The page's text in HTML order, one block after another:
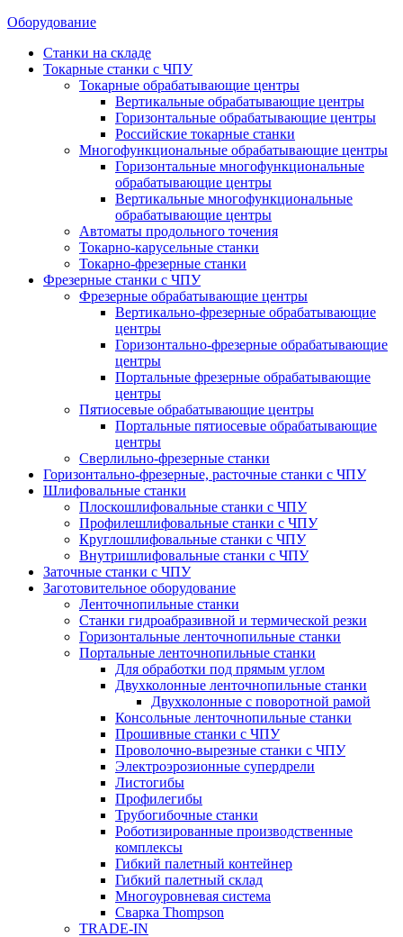
Оборудование
Станки на складе
Токарные станки с ЧПУ
Токарные обрабатывающие центры
Вертикальные обрабатывающие центры
Горизонтальные обрабатывающие центры
Российские токарные станки
Многофункциональные обрабатывающие центры
Горизонтальные многофункциональные
обрабатывающие центры
Вертикальные многофункциональные
обрабатывающие центры
Автоматы продольного точения
Токарно-карусельные станки
Токарно-фрезерные станки
Фрезерные станки с ЧПУ
Фрезерные обрабатывающие центры
Вертикально-фрезерные обрабатывающие
центры
Горизонтально-фрезерные обрабатывающие
центры
Портальные фрезерные обрабатывающие
центры
Пятиосевые обрабатывающие центры
Портальные пятиосевые обрабатывающие
центры
Сверлильно-фрезерные станки
Горизонтально-фрезерные, расточные станки с ЧПУ
Шлифовальные станки
Плоскошлифовальные станки с ЧПУ
Профилешлифовальные станки с ЧПУ
Круглошлифовальные станки с ЧПУ
Внутришлифовальные станки с ЧПУ
Заточные станки с ЧПУ
Заготовительное оборудование
Ленточнопильные станки
Станки гидроабразивной и термической резки
Горизонтальные ленточнопильные станки
Портальные ленточнопильные станки
Для обработки под прямым углом
Двухколонные ленточнопильные станки
Двухколонные с поворотной рамой
Консольные ленточнопильные станки
Прошивные станки с ЧПУ
Проволочно-вырезные станки с ЧПУ
Электроэрозионные супердрели
Листогибы
Профилегибы
Трубогибочные станки
Роботизированные производственные
комплексы
Гибкий палетный контейнер
Гибкий палетный склад
Многоуровневая система
Сварка Thompson
TRADE-IN